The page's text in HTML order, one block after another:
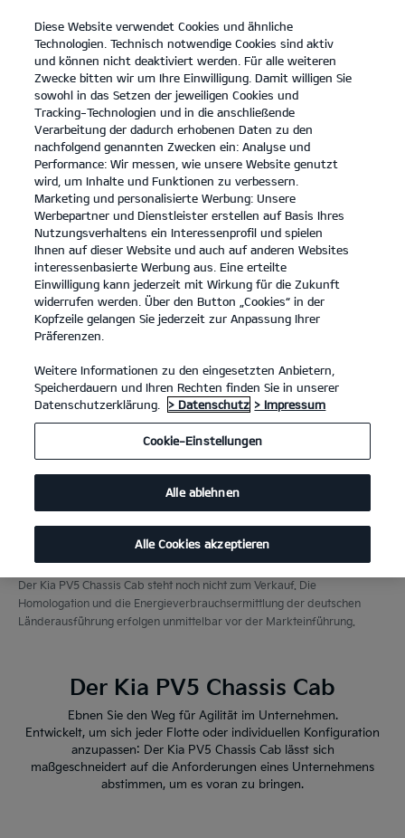
open
menu
KONTAKT
PV5 Chassis Cab
... ... PV5 CHASSIS CAB
Diese Website verwendet Cookies und ähnliche
Technologien. Technisch notwendige Cookies sind aktiv
und können nicht deaktiviert werden. Für alle weiteren
Zwecke bitten wir um Ihre Einwilligung. Damit willigen Sie
sowohl in das Setzen der jeweiligen Cookies und
Tracking-Technologien und in die anschließende
Verarbeitung der dadurch erhobenen Daten zu den
nachfolgend genannten Zwecken ein: Analyse und
Performance: Wir messen, wie unsere Website genutzt
wird, um Inhalte und Funktionen zu verbessern.
Marketing und personalisierte Werbung: Unsere
Werbepartner und Dienstleister erstellen auf Basis Ihres
Nutzungsverhaltens ein Interessenprofil und spielen
Ihnen auf dieser Website und auch auf anderen Websites
interessenbasierte Werbung aus. Eine erteilte
Einwilligung kann jederzeit mit Wirkung für die Zukunft
widerrufen werden. Über den Button „Cookies“ in der
Kopfzeile gelangen Sie jederzeit zur Anpassung Ihrer
Präferenzen.
Weitere Informationen zu den eingesetzten Anbietern,
Speicherdauern und Ihren Rechten finden Sie in unserer
Datenschutzerklärung.
> Datenschutz > Impressum
Cookie-Einstellungen
Alle ablehnen
Alle Cookies akzeptieren